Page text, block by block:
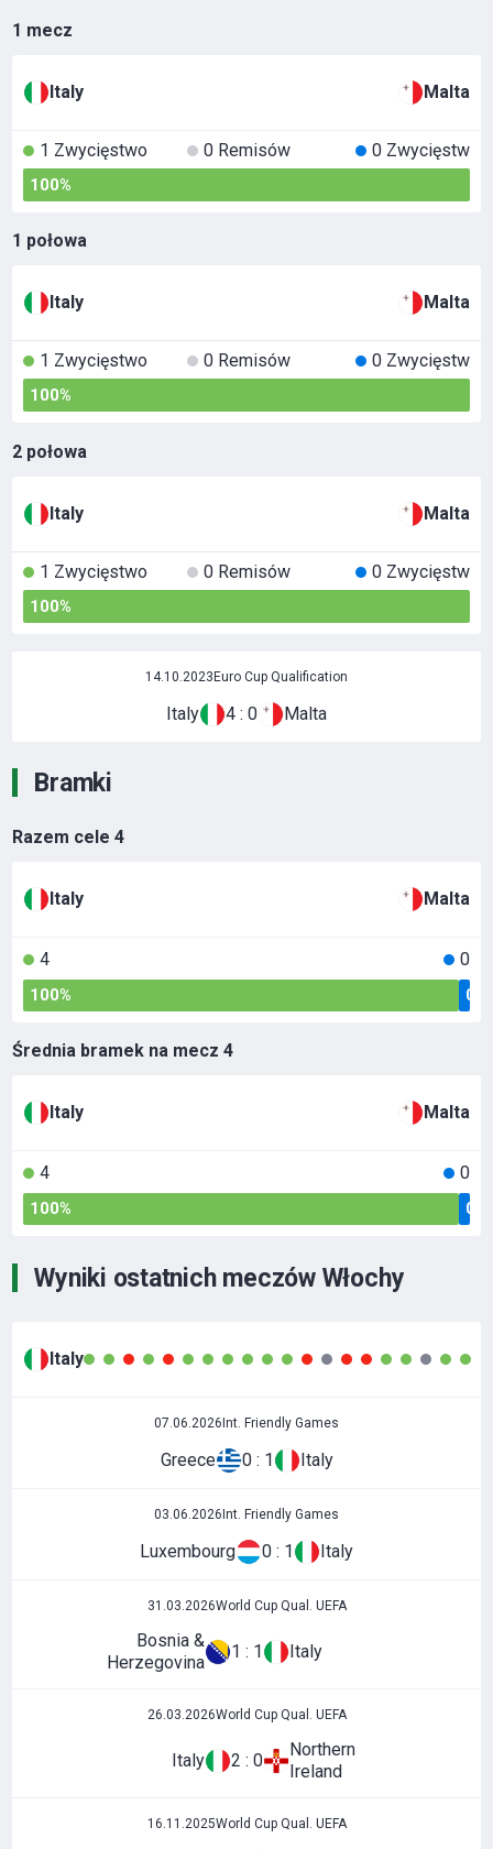
1 mecz
Italy Malta
1 Zwycięstwo 0 Remisów 0 Zwycięstw
100%
1 połowa
Italy Malta
1 Zwycięstwo 0 Remisów 0 Zwycięstw
100%
2 połowa
Italy Malta
1 Zwycięstwo 0 Remisów 0 Zwycięstw
100%
14.10.2023 Euro Cup Qualification
Italy 4 : 0 Malta
Bramki
Razem cele 4
Italy Malta
4 0
100% 0%
Średnia bramek na mecz 4
Italy Malta
4 0
100% 0%
Wyniki ostatnich meczów Włochy
Italy
07.06.2026 Int. Friendly Games
Greece 0 : 1 Italy
03.06.2026 Int. Friendly Games
Luxembourg 0 : 1 Italy
31.03.2026World Cup Qual. UEFA
Bosnia &
Herzegovina
1 : 1 Italy
26.03.2026World Cup Qual. UEFA
Italy 2 : 0
Northern
Ireland
16.11.2025World Cup Qual. UEFA